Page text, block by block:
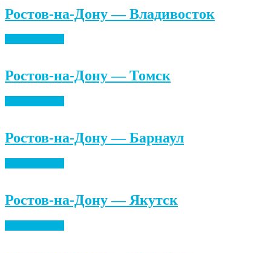
Ростов-на-Дону — Владивосток
Ростов-на-Дону — Томск
Ростов-на-Дону — Барнаул
Ростов-на-Дону — Якутск